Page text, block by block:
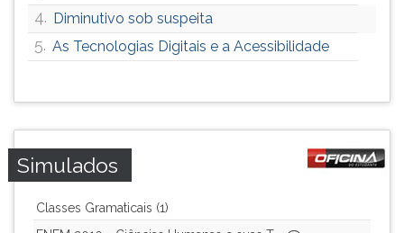
4. Diminutivo sob suspeita
5. As Tecnologias Digitais e a Acessibilidade
Simulados
Classes Gramaticais (1)